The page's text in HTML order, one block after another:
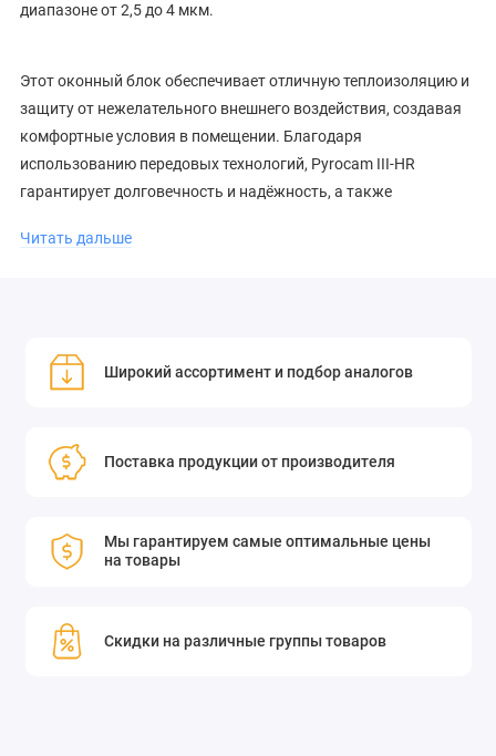
диапазоне от 2,5 до 4 мкм.
Этот оконный блок обеспечивает отличную теплоизоляцию и
защиту от нежелательного внешнего воздействия, создавая
комфортные условия в помещении. Благодаря
использованию передовых технологий, Pyrocam III-HR
гарантирует долговечность и надёжность, а также
Оконный блок Pyrocam III-HR,
противоотражающим
покрытием от 2,5 до 4 мкм
Оконный блок Pyrocam III-HR, кремний, покрытие A/R
толщиной от 2,5 до 4 мкм
Читать дальше
Широкий ассортимент и подбор аналогов
Поставка продукции от производителя
Мы гарантируем самые оптимальные цены
на товары
Скидки на различные группы товаров